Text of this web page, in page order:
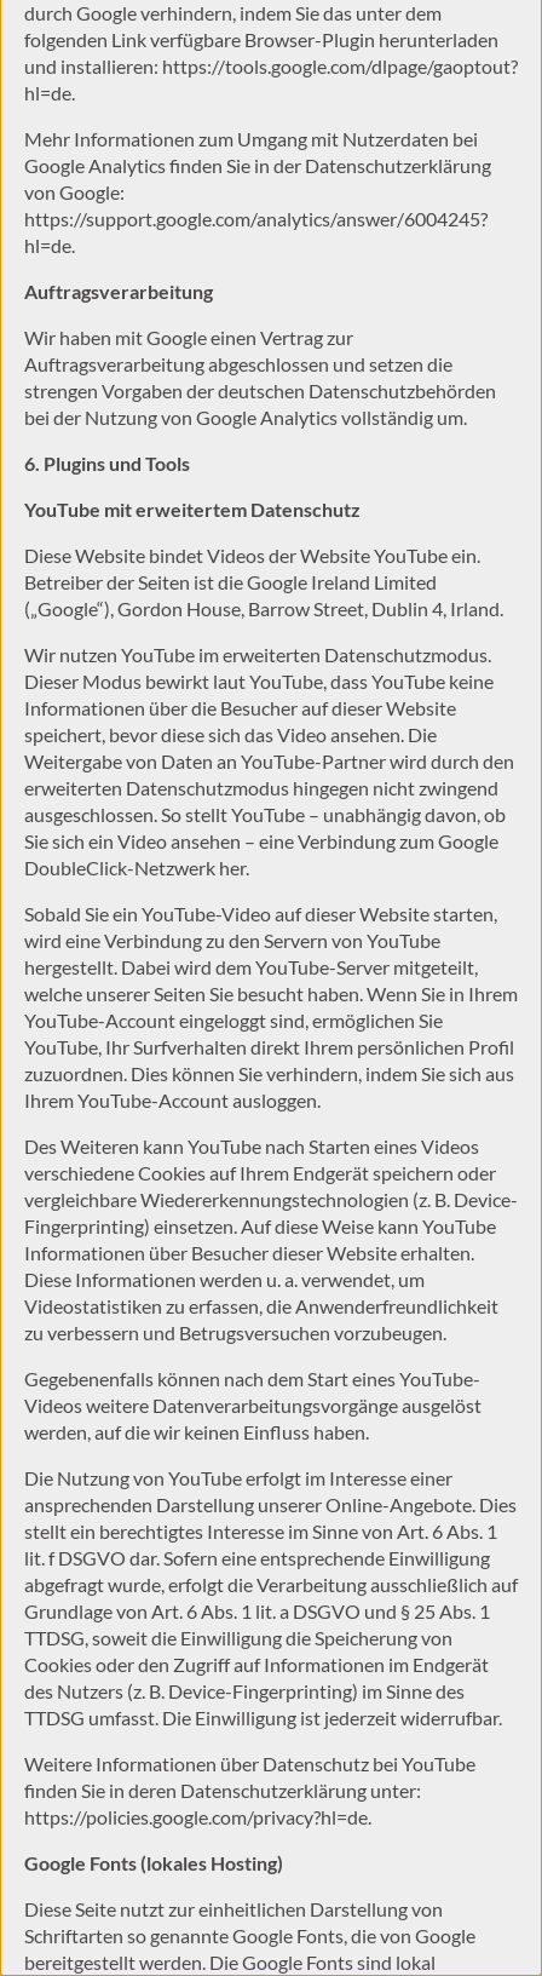
durch Google verhindern, indem Sie das unter dem
folgenden Link verfügbare Browser-Plugin herunterladen
und installieren: https://tools.google.com/dlpage/gaoptout?
hl=de.
Mehr Informationen zum Umgang mit Nutzerdaten bei
Google Analytics finden Sie in der Datenschutzerklärung
von Google:
https://support.google.com/analytics/answer/6004245?
hl=de.
Auftragsverarbeitung
Wir haben mit Google einen Vertrag zur
Auftragsverarbeitung abgeschlossen und setzen die
strengen Vorgaben der deutschen Datenschutzbehörden
bei der Nutzung von Google Analytics vollständig um.
6. Plugins und Tools
YouTube mit erweitertem Datenschutz
Diese Website bindet Videos der Website YouTube ein.
Betreiber der Seiten ist die Google Ireland Limited
(„Google“), Gordon House, Barrow Street, Dublin 4, Irland.
Wir nutzen YouTube im erweiterten Datenschutzmodus.
Dieser Modus bewirkt laut YouTube, dass YouTube keine
Informationen über die Besucher auf dieser Website
speichert, bevor diese sich das Video ansehen. Die
Weitergabe von Daten an YouTube-Partner wird durch den
erweiterten Datenschutzmodus hingegen nicht zwingend
ausgeschlossen. So stellt YouTube – unabhängig davon, ob
Sie sich ein Video ansehen – eine Verbindung zum Google
DoubleClick-Netzwerk her.
Sobald Sie ein YouTube-Video auf dieser Website starten,
wird eine Verbindung zu den Servern von YouTube
hergestellt. Dabei wird dem YouTube-Server mitgeteilt,
welche unserer Seiten Sie besucht haben. Wenn Sie in Ihrem
YouTube-Account eingeloggt sind, ermöglichen Sie
YouTube, Ihr Surfverhalten direkt Ihrem persönlichen Profil
zuzuordnen. Dies können Sie verhindern, indem Sie sich aus
Ihrem YouTube-Account ausloggen.
Des Weiteren kann YouTube nach Starten eines Videos
verschiedene Cookies auf Ihrem Endgerät speichern oder
vergleichbare Wiedererkennungstechnologien (z. B. Device-
Fingerprinting) einsetzen. Auf diese Weise kann YouTube
Informationen über Besucher dieser Website erhalten.
Diese Informationen werden u. a. verwendet, um
Videostatistiken zu erfassen, die Anwenderfreundlichkeit
zu verbessern und Betrugsversuchen vorzubeugen.
Gegebenenfalls können nach dem Start eines YouTube-
Videos weitere Datenverarbeitungsvorgänge ausgelöst
werden, auf die wir keinen Einfluss haben.
Die Nutzung von YouTube erfolgt im Interesse einer
ansprechenden Darstellung unserer Online-Angebote. Dies
stellt ein berechtigtes Interesse im Sinne von Art. 6 Abs. 1
lit. f DSGVO dar. Sofern eine entsprechende Einwilligung
abgefragt wurde, erfolgt die Verarbeitung ausschließlich auf
Grundlage von Art. 6 Abs. 1 lit. a DSGVO und § 25 Abs. 1
TTDSG, soweit die Einwilligung die Speicherung von
Cookies oder den Zugriff auf Informationen im Endgerät
des Nutzers (z. B. Device-Fingerprinting) im Sinne des
TTDSG umfasst. Die Einwilligung ist jederzeit widerrufbar.
Weitere Informationen über Datenschutz bei YouTube
finden Sie in deren Datenschutzerklärung unter:
https://policies.google.com/privacy?hl=de.
Google Fonts (lokales Hosting)
Diese Seite nutzt zur einheitlichen Darstellung von
Schriftarten so genannte Google Fonts, die von Google
bereitgestellt werden. Die Google Fonts sind lokal